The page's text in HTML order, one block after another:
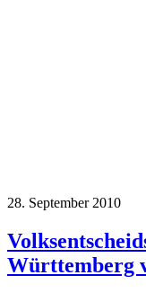
28. September 2010
Württemberg